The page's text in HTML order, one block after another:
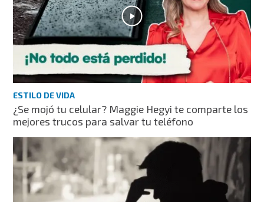
ESTILO DE VIDA
¿Se mojó tu celular? Maggie Hegyi te comparte los
mejores trucos para salvar tu teléfono